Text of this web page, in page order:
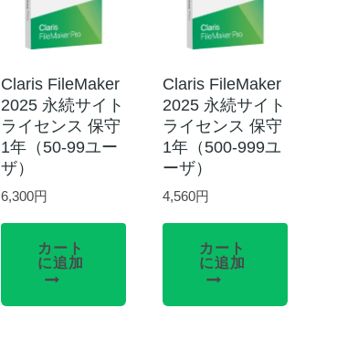
Claris FileMaker
2025 永続サイト
ライセンス 保守
1年（50-99ユー
ザ）
6,300円
カート
に追加
Claris FileMaker
2025 永続サイト
ライセンス 保守
1年（500-999ユ
ーザ）
4,560円
カート
に追加